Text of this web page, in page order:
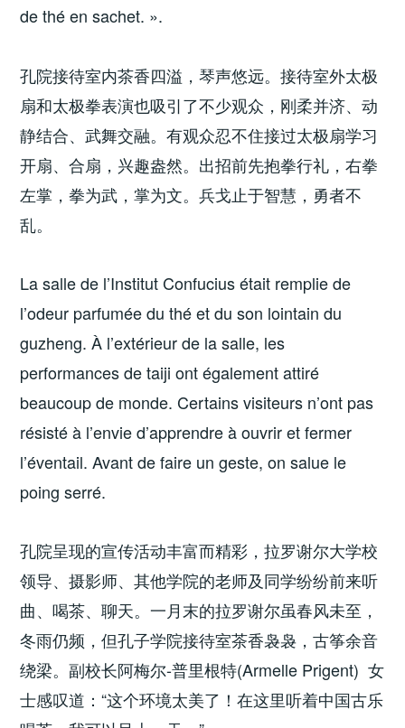
de thé en sachet. ».
孔院接待室内茶香四溢，琴声悠远。接待室外太极
扇和太极拳表演也吸引了不少观众，刚柔并济、动
静结合、武舞交融。有观众忍不住接过太极扇学习
开扇、合扇，兴趣盎然。出招前先抱拳行礼，右拳
左掌，拳为武，掌为文。兵戈止于智慧，勇者不
乱。
La salle de l’Institut Confucius était remplie de
l’odeur parfumée du thé et du son lointain du
guzheng. À l’extérieur de la salle, les
performances de taiji ont également attiré
beaucoup de monde. Certains visiteurs n’ont pas
résisté à l’envie d’apprendre à ouvrir et fermer
l’éventail. Avant de faire un geste, on salue le
poing serré.
孔院呈现的宣传活动丰富而精彩，拉罗谢尔大学校
领导、摄影师、其他学院的老师及同学纷纷前来听
曲、喝茶、聊天。一月末的拉罗谢尔虽春风未至，
冬雨仍频，但孔子学院接待室茶香袅袅，古筝余音
绕梁。副校长阿梅尔-普里根特(Armelle Prigent) 女
士感叹道：“这个环境太美了！在这里听着中国古乐